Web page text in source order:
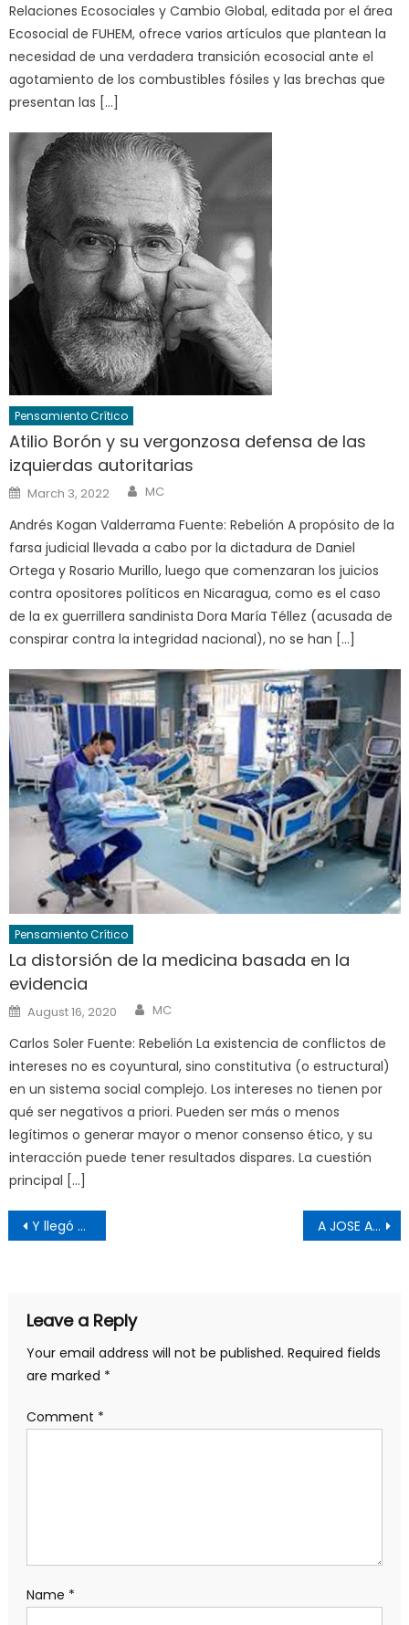
Relaciones Ecosociales y Cambio Global, editada por el área
Ecosocial de FUHEM, ofrece varios artículos que plantean la
necesidad de una verdadera transición ecosocial ante el
agotamiento de los combustibles fósiles y las brechas que
presentan las […]
Pensamiento Crítico
Atilio Borón y su vergonzosa defensa de las
izquierdas autoritarias
Posted
on
March 3, 2022 Author
MC
Andrés Kogan Valderrama Fuente: Rebelión A propósito de la
farsa judicial llevada a cabo por la dictadura de Daniel
Ortega y Rosario Murillo, luego que comenzaran los juicios
contra opositores políticos en Nicaragua, como es el caso
de la ex guerrillera sandinista Dora María Téllez (acusada de
conspirar contra la integridad nacional), no se han […]
Pensamiento Crítico
La distorsión de la medicina basada en la
evidencia
Posted
on
August 16, 2020 Author
MC
Carlos Soler Fuente: Rebelión La existencia de conflictos de
intereses no es coyuntural, sino constitutiva (o estructural)
en un sistema social complejo. Los intereses no tienen por
qué ser negativos a priori. Pueden ser más o menos
legítimos o generar mayor o menor consenso ético, y su
interacción puede tener resultados dispares. La cuestión
principal […]
Post
navigation
Y llegó Abdala a poner orden práctico y emocional A JOSE ANTONIO LÓPEZ (CHE): MILITANTE DE ACERO
Leave a Reply
Your email address will not be published. Required fields
are marked *
Comment *
Name *